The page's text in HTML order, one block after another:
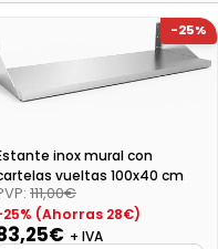
-25%
inox mural con
vueltas 100x40 cm
111,00€
(Ahorras 28€)
+ IVA